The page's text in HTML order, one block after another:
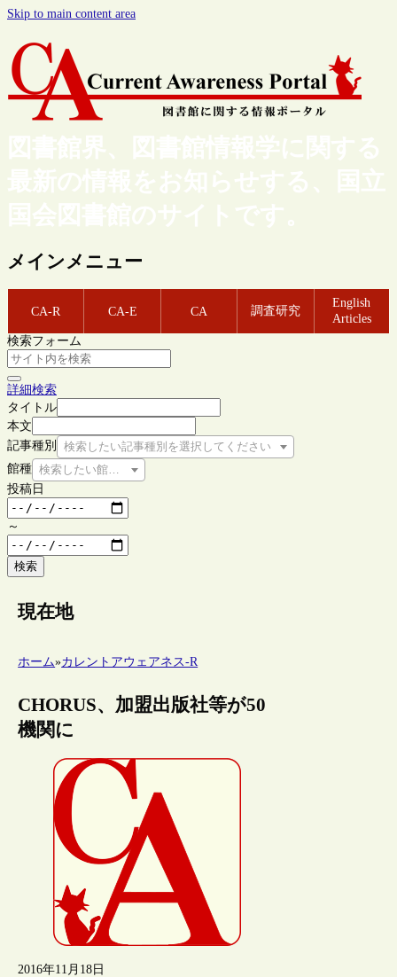
Skip to main content area
図書館界、図書館情報学に関する
最新の情報をお知らせする、国立
国会図書館のサイトです。
メインメニュー
CA-R CA-E CA 調査研究
English
Articles
検索フォーム
詳細検索
タイトル
本文
記事種別
検索したい記事種別を選択してください
館種 検索したい館種を選択してください
投稿日
～
検索
現在地
ホーム»カレントアウェアネス-R
CHORUS、加盟出版社等が50
機関に
2016年11月18日